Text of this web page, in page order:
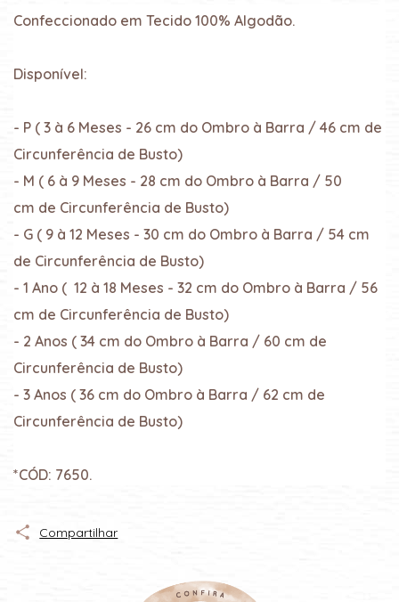
Confeccionado em Tecido 100% Algodão.
Disponível:
- P ( 3 à 6 Meses - 26 cm do Ombro à Barra / 46 cm de
Circunferência de Busto)
- M ( 6 à 9 Meses - 28 cm do Ombro à Barra / 50
cm de Circunferência de Busto)
- G ( 9 à 12 Meses - 30 cm do Ombro à Barra / 54 cm
de Circunferência de Busto)
- 1 Ano ( 12 à 18 Meses - 32 cm do Ombro à Barra / 56
cm de Circunferência de Busto)
- 2 Anos ( 34 cm do Ombro à Barra / 60 cm de
Circunferência de Busto)
- 3 Anos ( 36 cm do Ombro à Barra / 62 cm de
Circunferência de Busto)
*CÓD: 7650.
Compartilhar